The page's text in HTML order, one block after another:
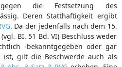
die Festsetzung des
Deren Statthaftigkeit ergibt
. Da der jedenfalls nach dem 15.
BI. 51 Bd. VI) Beschluss weder
-bekanntgegeben oder gar
gilt die Beschwerde auch als